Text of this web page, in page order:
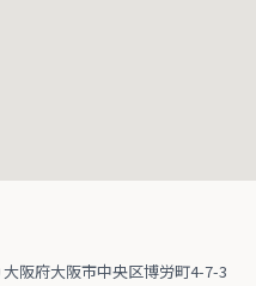
大阪府大阪市中央区博労町4-7-3